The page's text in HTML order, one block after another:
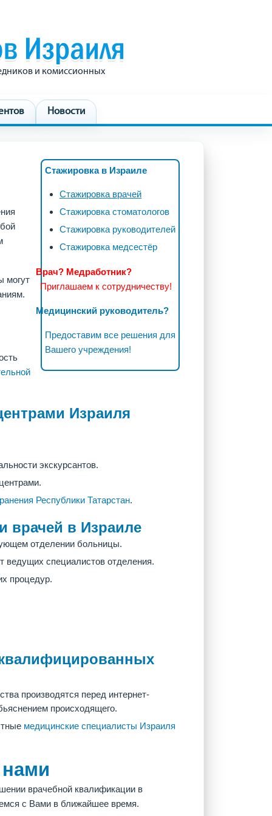
и комиссионных
Новости
Стажировка в Израиле
Стажировка врачей
Стажировка стоматологов
Стажировка руководителей
Стажировка медсестёр
Врач? Медработник?
Приглашаем к сотрудничеству!
Медицинский руководитель?
Предоставим все решения для
Вашего учреждения!
могут
Израиля
экскурсантов.
Республики Татарстан.
врачей в Израиле
отделении больницы.
ведущих специалистов отделения.
процедур.
производятся перед интернет-
происходящего.
медицинские специалисты Израиля
врачебной квалификации в
с Вами в ближайшее время.